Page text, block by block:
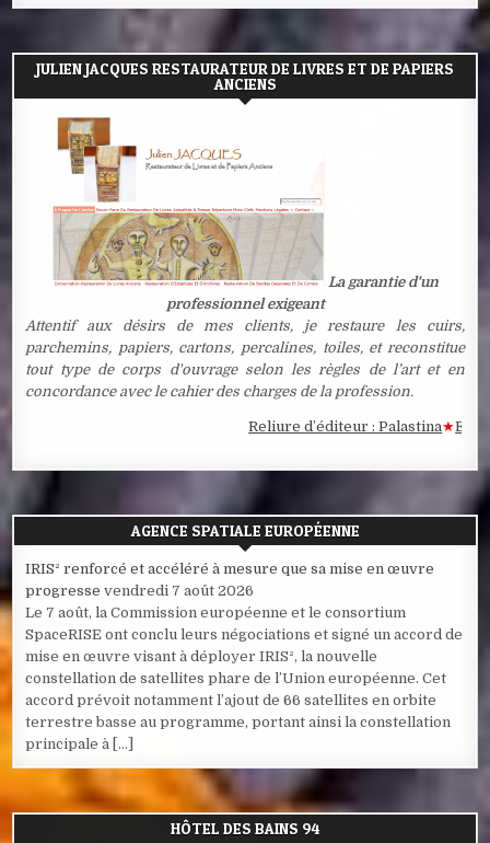
JULIEN JACQUES RESTAURATEUR DE LIVRES ET DE PAPIERS
ANCIENS
La garantie d'un
professionnel exigeant
Attentif aux désirs de mes clients, je restaure les cuirs,
parchemins, papiers, cartons, percalines, toiles, et reconstitue
tout type de corps d'ouvrage selon les règles de l’art et en
concordance avec le cahier des charges de la profession.
Reliure d’éditeur : Palastina★
AGENCE SPATIALE EUROPÉENNE
IRIS² renforcé et accéléré à mesure que sa mise en œuvre
progresse vendredi 7 août 2026
Le 7 août, la Commission européenne et le consortium
SpaceRISE ont conclu leurs négociations et signé un accord de
mise en œuvre visant à déployer IRIS², la nouvelle
constellation de satellites phare de l’Union européenne. Cet
accord prévoit notamment l’ajout de 66 satellites en orbite
terrestre basse au programme, portant ainsi la constellation
principale à […]
HÔTEL DES BAINS 94